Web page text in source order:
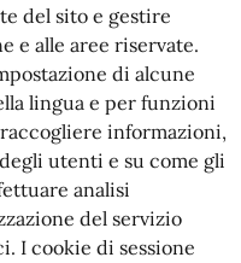
del sito e gestire
e alle aree riservate.
di alcune
lingua e per funzioni
informazioni,
utenti e su come gli
analisi
del servizio
I cookie di sessione